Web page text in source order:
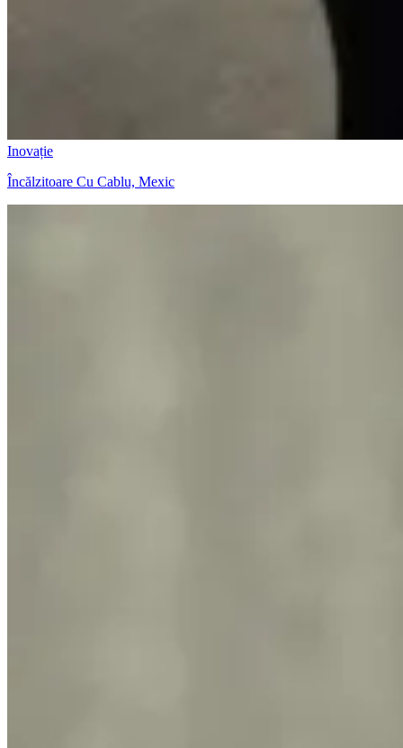
Inovație
Încălzitoare Cu Cablu, Mexic